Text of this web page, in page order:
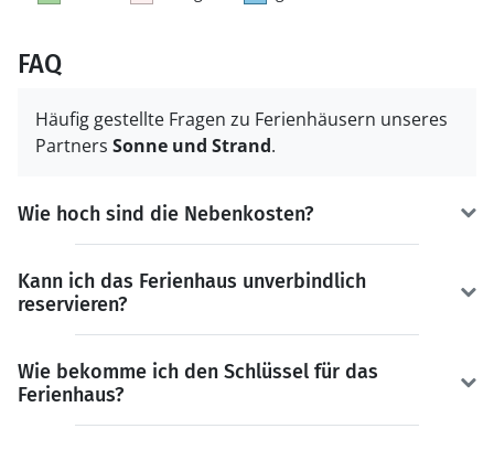
FAQ
Häufig gestellte Fragen zu Ferienhäusern unseres
Partners Sonne und Strand.
Wie hoch sind die Nebenkosten?
Kann ich das Ferienhaus unverbindlich
reservieren?
Wie bekomme ich den Schlüssel für das
Ferienhaus?